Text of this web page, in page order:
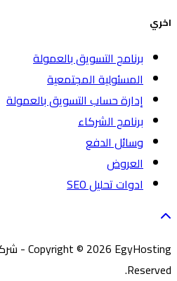
اخري
برنامج التسويق بالعمولة
المسئولية المجتمعية
إدارة حساب التسويق بالعمولة
برنامج الشركاء
وسائل الدفع
العروض
ادوات تحليل SEO
Reserved.